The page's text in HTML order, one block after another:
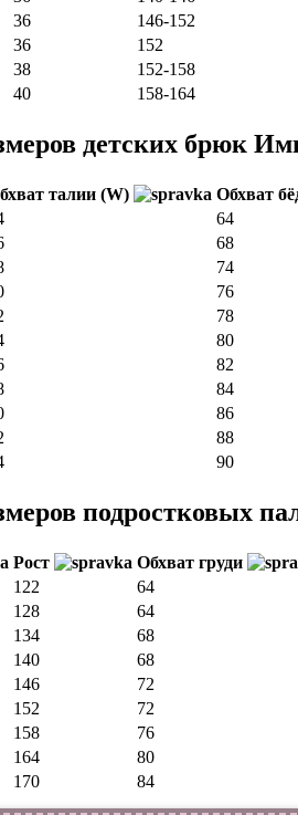
36
146-152
36
152
38
152-158
40 158-164
детских брюк
талии (W) Обхват
64
68
74
76
78
80
82
84
86
88
90
подростковых
Рост Обхват груди
122 64
128 64
134 68
140 68
146 72
152 72
158 76
164 80
170 84